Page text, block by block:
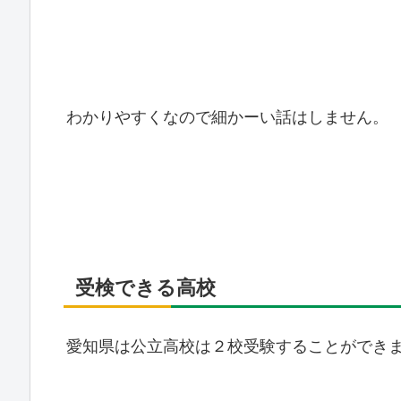
わかりやすくなので細かーい話はしません。
受検できる高校
愛知県は公立高校は２校受験することができ